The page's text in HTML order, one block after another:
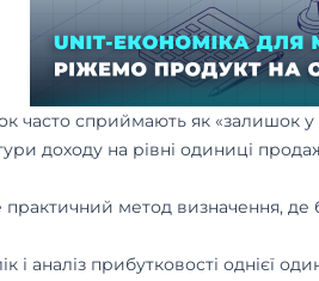
часто сприймають як «залишок
доходу на рівні одиниці
метод визначення, де
і аналіз прибутковості однієї